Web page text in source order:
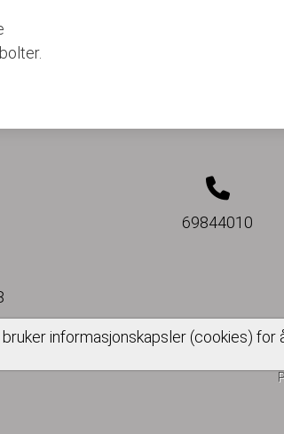
69844010
informasjonskapsler (cookies) for